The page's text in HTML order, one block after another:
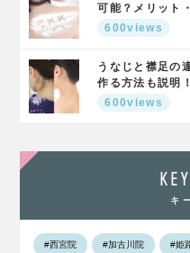
可能？メリット
600views
うなじと襟足の
作る方法も説明！
600views
キ
#西宮院 #加古川院 #姫